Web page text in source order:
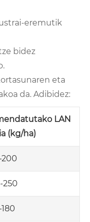
eremutik
bidez
eta
da. Adibidez:
LAN
(kg/ha)
250